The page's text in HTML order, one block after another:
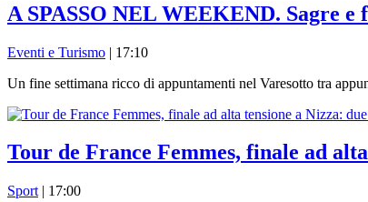
A SPASSO NEL WEEKEND. Sagre
Eventi e Turismo | 17:10
Un fine settimana ricco di appuntamenti nel Varesotto tra
Tour de France Femmes, finale ad
Sport | 17:00